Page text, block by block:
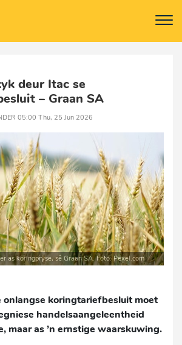
deur Itac se
– Graan SA
05:00 Thu, 25 Jun 2026
as koringpryse, sê Graan SA. Foto: Pexel.com
onlangse koringtariefbesluit moet
handelsaangeleentheid
maar as ’n ernstige waarskuwing.